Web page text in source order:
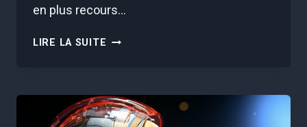
en plus recours…
LIRE LA SUITE ÉTHIQUE
ENTREPRISE
: